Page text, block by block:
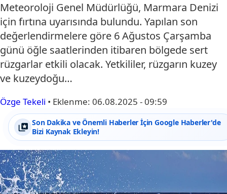
Meteoroloji Genel Müdürlüğü, Marmara Denizi
için fırtına uyarısında bulundu. Yapılan son
değerlendirmelere göre 6 Ağustos Çarşamba
günü öğle saatlerinden itibaren bölgede sert
rüzgarlar etkili olacak. Yetkililer, rüzgarın kuzey
ve kuzeydoğu…
Özge Tekeli • Eklenme: 06.08.2025 - 09:59
Son Dakika ve Önemli Haberler İçin Google Haberler'de
Bizi Kaynak Ekleyin!